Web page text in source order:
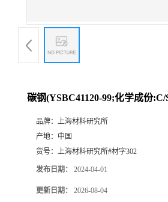
碳钢(YSBC41120-99;化学成份
品牌： 上海材料研究所
产地： 中国
货号： 上海材料研究所#材字302
发布日期： 2024-04-01
更新日期： 2026-08-04